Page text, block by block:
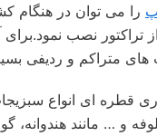
را می توان در
از تراکتور نصب
قطره ای انواع
و … مانند هندوانه،